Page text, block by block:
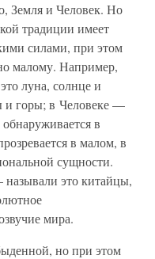
Земля и Человек. Но
традиции имеет
силами, при этом
малому. Например,
луна, солнце и
и горы; в Человеке —
в
в малом, в
сущности.
это китайцы,
мира.
но при этом